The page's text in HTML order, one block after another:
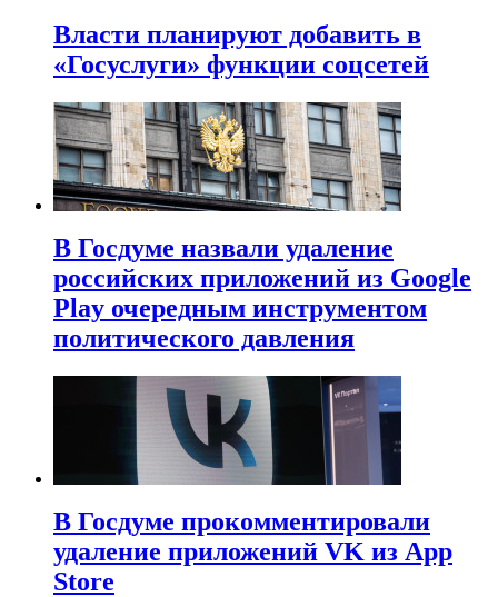
Власти планируют добавить в
«Госуслуги» функции соцсетей
В Госдуме назвали удаление
российских приложений из Google
Play очередным инструментом
политического давления
В Госдуме прокомментировали
удаление приложений VK из App
Store